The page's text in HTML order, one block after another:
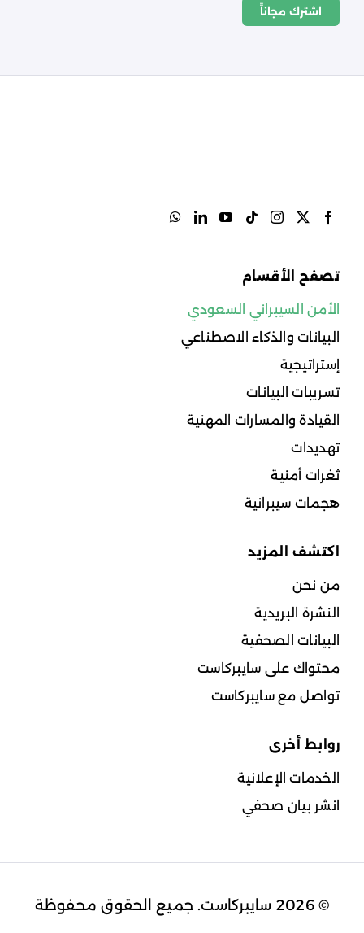
اشترك مجاناً
تصفح الأقسام
الأمن السيبراني السعودي
البيانات والذكاء الاصطناعي
إستراتيجية
تسريبات البيانات
القيادة والمسارات المهنية
تهديدات
ثغرات أمنية
هجمات سيبرانية
اكتشف المزيد
من نحن
النشرة البريدية
البيانات الصحفية
محتواك على سايبركاست
تواصل مع سايبركاست
روابط أخرى
الخدمات الإعلانية
انشر بيان صحفي
© 2026 سايبركاست. جميع الحقوق محفوظة